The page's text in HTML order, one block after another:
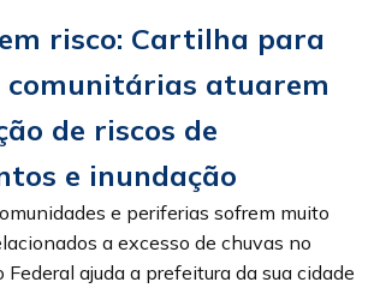
risco: Cartilha para
comunitárias atuarem
de riscos de
e inundação
e periferias sofrem muito
a excesso de chuvas no
Federal ajuda a prefeitura da sua cidade